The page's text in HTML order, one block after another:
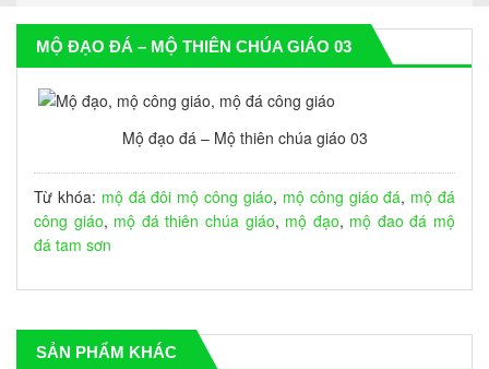
MỘ ĐẠO ĐÁ – MỘ THIÊN CHÚA GIÁO 03
Mộ đạo đá – Mộ thiên chúa giáo 03
Từ khóa: mộ đá đôi mộ công giáo, mộ công giáo đá, mộ đá
công giáo, mộ đá thiên chúa giáo, mộ đạo, mộ đao đá mộ
đá tam sơn
SẢN PHẨM KHÁC